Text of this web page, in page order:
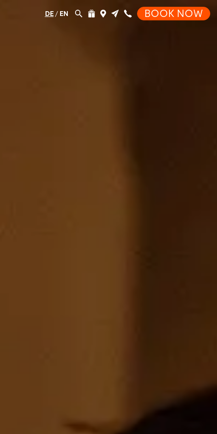
DE / EN BOOK NOW